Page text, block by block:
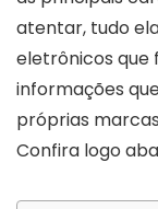
atentar, tudo
eletrônicos que
informações
próprias
Confira logo